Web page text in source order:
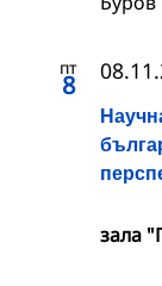
пт
8
зала